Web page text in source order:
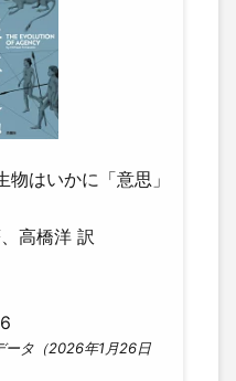
物はいかに「意思」
高橋洋 訳
ータ（2026年1月26日